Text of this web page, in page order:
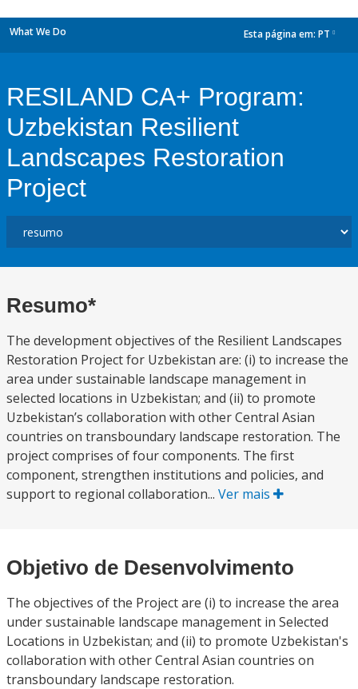
What We Do Esta página em: PT
RESILAND CA+ Program:
Uzbekistan Resilient
Landscapes Restoration
Project
Resumo*
The development objectives of the Resilient Landscapes
Restoration Project for Uzbekistan are: (i) to increase the
area under sustainable landscape management in
selected locations in Uzbekistan; and (ii) to promote
Uzbekistan’s collaboration with other Central Asian
countries on transboundary landscape restoration. The
project comprises of four components. The first
component, strengthen institutions and policies, and
support to regional collaboration... Ver mais
Objetivo de Desenvolvimento
The objectives of the Project are (i) to increase the area
under sustainable landscape management in Selected
Locations in Uzbekistan; and (ii) to promote Uzbekistan's
collaboration with other Central Asian countries on
transboundary landscape restoration.